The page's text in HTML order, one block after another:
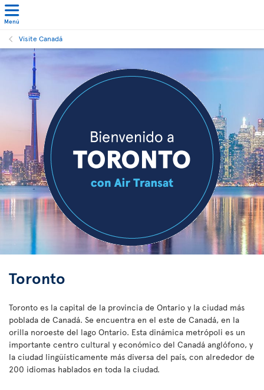
Menú
Visite Canadá
Toronto
Toronto es la capital de la provincia de Ontario y la ciudad más
poblada de Canadá. Se encuentra en el este de Canadá, en la
orilla noroeste del lago Ontario. Esta dinámica metrópoli es un
importante centro cultural y económico del Canadá anglófono, y
la ciudad lingüísticamente más diversa del país, con alrededor de
200 idiomas hablados en toda la ciudad.